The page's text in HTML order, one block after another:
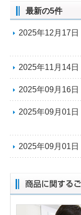
最新の5件
2025年12月17日
2025年11月14日
2025年09月16日
2025年09月01日
2025年09月01日